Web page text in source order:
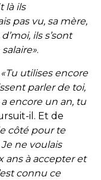
là ils
pas vu, sa mère,
ils s’sont
.
«Tu utilises encore
parler de toi,
encore un an, tu
il. Et de
côté pour te
ne voulais
ans à accepter et
connu ce